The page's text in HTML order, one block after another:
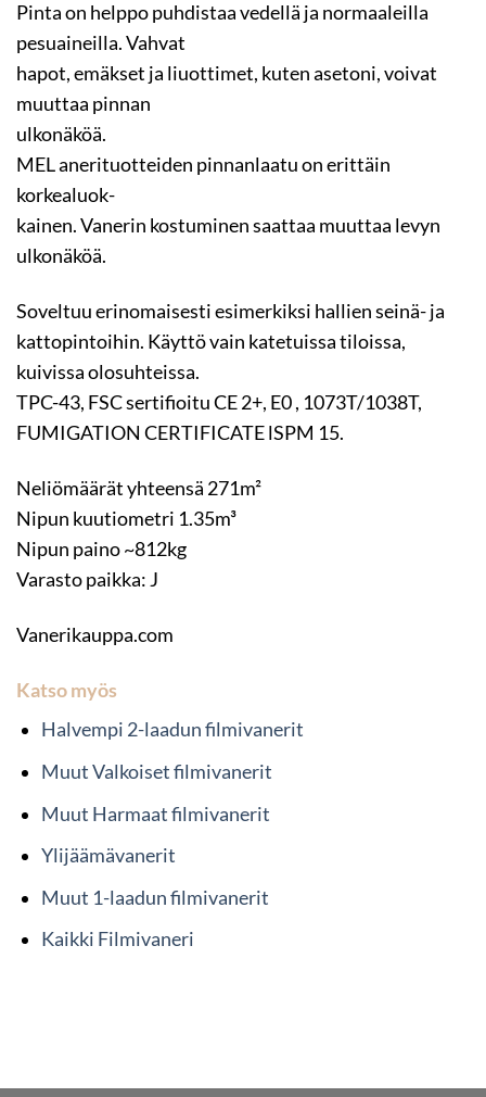
Pinta on helppo puhdistaa vedellä ja normaaleilla
pesuaineilla. Vahvat
hapot, emäkset ja liuottimet, kuten asetoni, voivat
muuttaa pinnan
ulkonäköä.
MEL anerituotteiden pinnanlaatu on erittäin
korkealuok-
kainen. Vanerin kostuminen saattaa muuttaa levyn
ulkonäköä.
Soveltuu erinomaisesti esimerkiksi hallien seinä- ja
kattopintoihin. Käyttö vain katetuissa tiloissa,
kuivissa olosuhteissa.
TPC-43, FSC sertifioitu CE 2+, E0 , 1073T/1038T,
FUMIGATION CERTIFICATE lSPM 15.
Neliömäärät yhteensä 271m²
Nipun kuutiometri 1.35m³
Nipun paino ~812kg
Varasto paikka: J
Vanerikauppa.com
Katso myös
Halvempi 2-laadun filmivanerit
Muut Valkoiset filmivanerit
Muut Harmaat filmivanerit
Ylijäämävanerit
Muut 1-laadun filmivanerit
Kaikki Filmivaneri